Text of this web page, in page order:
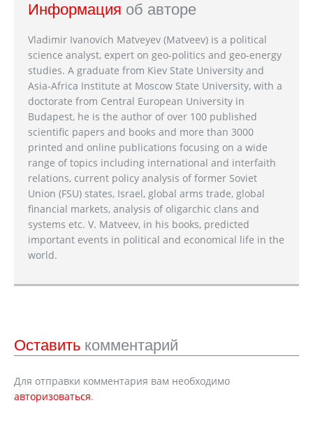
Информация об авторе
Vladimir Ivanovich Matveyev (Matveev) is a political
science analyst, expert on geo-politics and geo-energy
studies. A graduate from Kiev State University and
Asia-Africa Institute at Moscow State University, with a
doctorate from Central European University in
Budapest, he is the author of over 100 published
scientific papers and books and more than 3000
printed and online publications focusing on a wide
range of topics including international and interfaith
relations, current policy analysis of former Soviet
Union (FSU) states, Israel, global arms trade, global
financial markets, analysis of oligarchic clans and
systems etc. V. Matveev, in his books, predicted
important events in political and economical life in the
world.
Оставить комментарий
Для отправки комментария вам необходимо
авторизоваться.